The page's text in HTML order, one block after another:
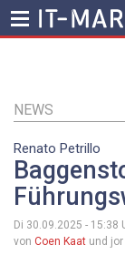
Inhalt
NEWS
Renato Petrillo
Di 30.09.2025 - 15:38
von Coen Kaat und jor